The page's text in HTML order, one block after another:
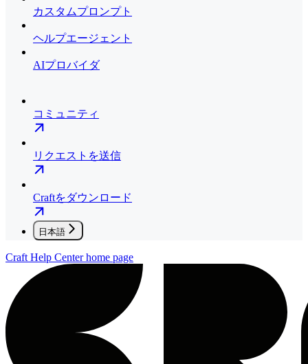
カスタムプロンプト
ヘルプエージェント
AIプロバイダ
コミュニティ
リクエストを送信
Craftをダウンロード
日本語
Craft Help Centerhome page